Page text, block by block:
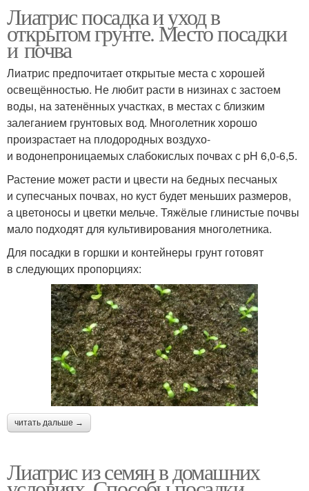
Лиатрис посадка и уход в
открытом грунте. Место посадки
и почва
Лиатрис предпочитает открытые места с хорошей
освещённостью. Не любит расти в низинах с застоем
воды, на затенённых участках, в местах с близким
залеганием грунтовых вод. Многолетник хорошо
произрастает на плодородных воздухо-
и водонепроницаемых слабокислых почвах с pH 6,0-6,5.
Растение может расти и цвести на бедных песчаных
и супесчаных почвах, но куст будет меньших размеров,
а цветоносы и цветки мельче. Тяжёлые глинистые почвы
мало подходят для культивирования многолетника.
Для посадки в горшки и контейнеры грунт готовят
в следующих пропорциях:
читать дальше →
Лиатрис из семян в домашних